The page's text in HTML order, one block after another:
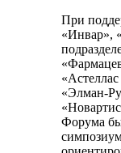
При
«Инвар»,
«Элман-
Форума